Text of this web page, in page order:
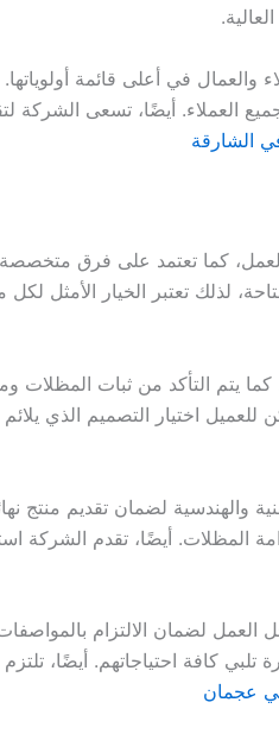
في أعلى قائمة أولوياتها.
العملاء. أيضًا، تسعى الشركة
الشارقة
كما تعتمد على فرق متخصصة
لذلك تعتبر الخيار الأمثل
يتم التأكد من ثبات المظلات
اختيار التصميم الذي يلائم
والهندسية لضمان تقديم منتج
المظلات. أيضًا، تقدم الشركة
لضمان الالتزام
كافة احتياجاتهم. أيضًا،
عجمان